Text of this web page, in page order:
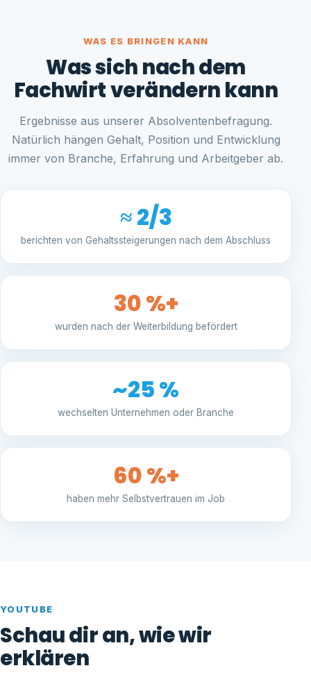
WAS ES BRINGEN KANN
Was sich nach dem
Fachwirt verändern kann
Ergebnisse aus unserer Absolventenbefragung.
Natürlich hängen Gehalt, Position und Entwicklung
immer von Branche, Erfahrung und Arbeitgeber ab.
≈ 2/3
berichten von Gehaltssteigerungen nach dem Abschluss
30 %+
wurden nach der Weiterbildung befördert
~25 %
wechselten Unternehmen oder Branche
60 %+
haben mehr Selbstvertrauen im Job
YOUTUBE
Schau dir an, wie wir
erklären